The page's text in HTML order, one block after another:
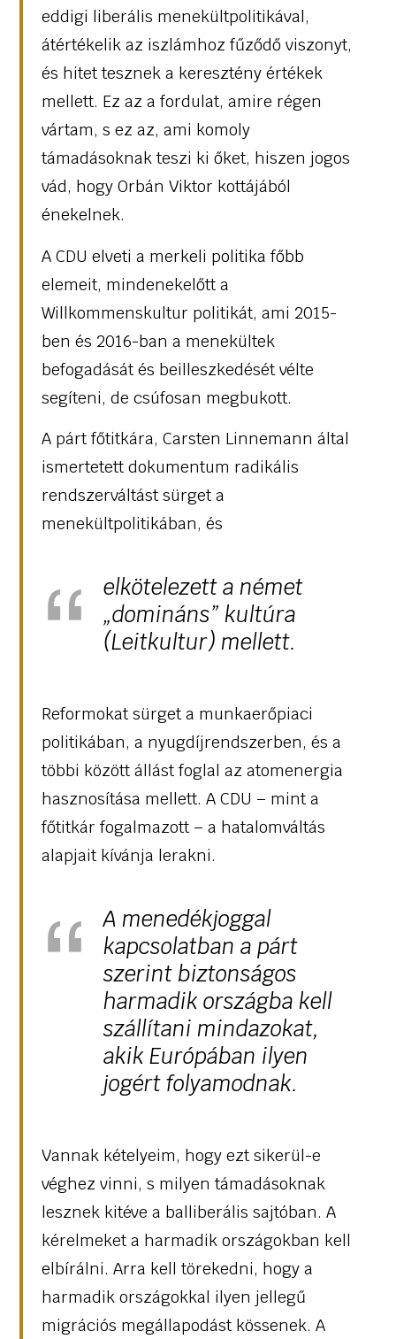
eddigi liberális menekültpolitikával,
átértékelik az iszlámhoz fűződő viszonyt,
és hitet tesznek a keresztény értékek
mellett. Ez az a fordulat, amire régen
vártam, s ez az, ami komoly
támadásoknak teszi ki őket, hiszen jogos
vád, hogy Orbán Viktor kottájából
énekelnek.
A CDU elveti a merkeli politika főbb
elemeit, mindenekelőtt a
Willkommenskultur politikát, ami 2015-
ben és 2016-ban a menekültek
befogadását és beilleszkedését vélte
segíteni, de csúfosan megbukott.
A párt főtitkára, Carsten Linnemann által
ismertetett dokumentum radikális
rendszerváltást sürget a
menekültpolitikában, és
elkötelezett a német
„domináns” kultúra
(Leitkultur) mellett.
Reformokat sürget a munkaerőpiaci
politikában, a nyugdíjrendszerben, és a
többi között állást foglal az atomenergia
hasznosítása mellett. A CDU – mint a
főtitkár fogalmazott – a hatalomváltás
alapjait kívánja lerakni.
A menedékjoggal
kapcsolatban a párt
szerint biztonságos
harmadik országba kell
szállítani mindazokat,
akik Európában ilyen
jogért folyamodnak.
Vannak kételyeim, hogy ezt sikerül-e
véghez vinni, s milyen támadásoknak
lesznek kitéve a balliberális sajtóban. A
kérelmeket a harmadik országokban kell
elbírálni. Arra kell törekedni, hogy a
harmadik országokkal ilyen jellegű
migrációs megállapodást kössenek. A